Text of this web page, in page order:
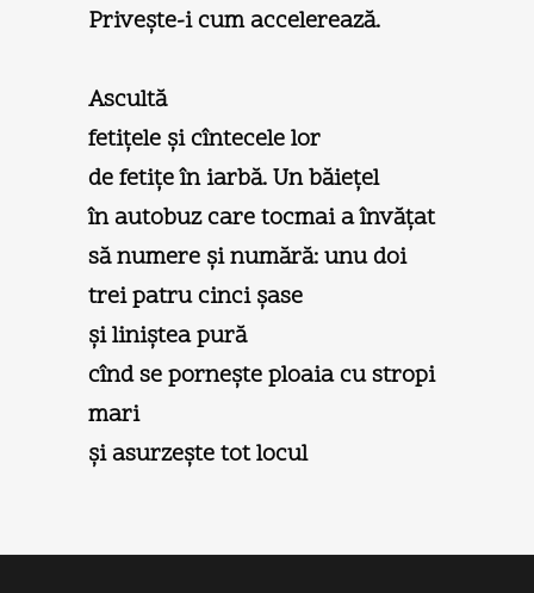
Priveşte-i cum accelerează.
Ascultă
fetiţele şi cîntecele lor
de fetiţe în iarbă. Un băieţel
în autobuz care tocmai a învăţat
să numere şi numără: unu doi
trei patru cinci şase
şi liniştea pură
cînd se porneşte ploaia cu stropi
mari
şi asurzeşte tot locul